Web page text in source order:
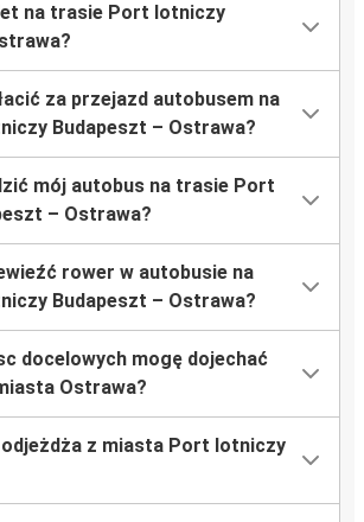
na trasie Port lotniczy
za przejazd autobusem na
Budapeszt – Ostrawa?
mój autobus na trasie Port
– Ostrawa?
rower w autobusie na
Budapeszt – Ostrawa?
docelowych mogę dojechać
Ostrawa?
odjeżdża z miasta Port lotniczy